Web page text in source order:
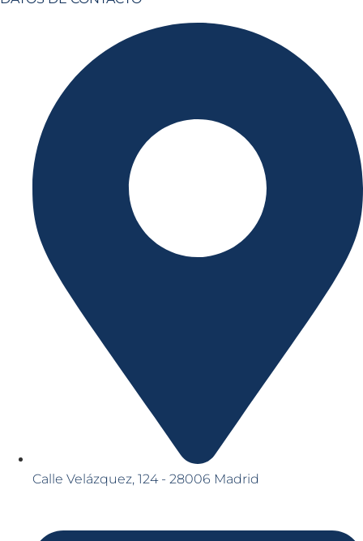
Calle Velázquez, 124 - 28006 Madrid